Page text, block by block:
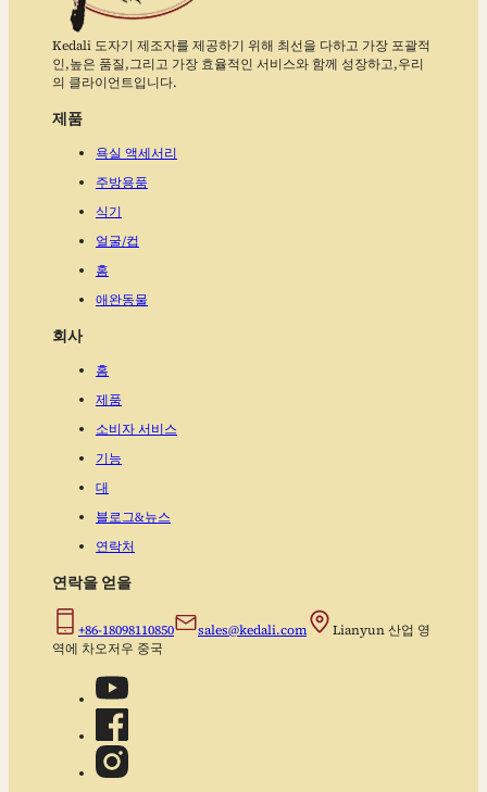
Kedali 도자기 제조자를 제공하기 위해 최선을 다하고 가장 포괄적
인,높은 품질,그리고 가장 효율적인 서비스와 함께 성장하고,우리
의 클라이언트입니다.
제품
욕실 액세서리
주방용품
식기
얼굴/컵
홈
애완동물
회사
홈
제품
소비자 서비스
기능
대
블로그&뉴스
연락처
연락을 얻을
+86-18098110850 sales@kedali.com
Lianyun 산업 영
역에 차오저우 중국